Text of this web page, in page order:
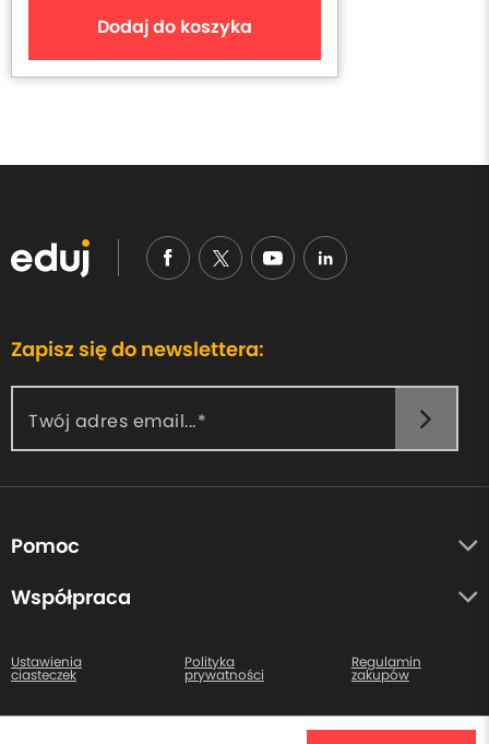
Dodaj do koszyka
Zapisz się do newslettera:
Twój adres email...
Pomoc
O nas
Centrum pomocy
Kontakt
Współpraca
Ustawienia
ciasteczek
Polityka
prywatności
Regulamin
zakupów